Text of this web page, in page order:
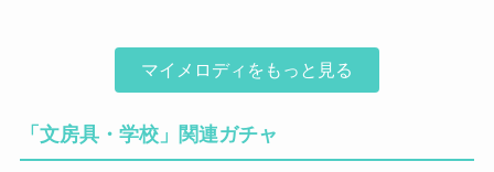
マイメロディをもっと見る
「文房具・学校」関連ガチャ